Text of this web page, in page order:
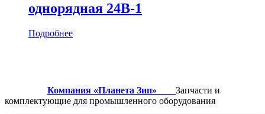
однорядная 24B-1
Подробнее
Компания «Планета Зип» Запчасти и
комплектующие для промышленного оборудования